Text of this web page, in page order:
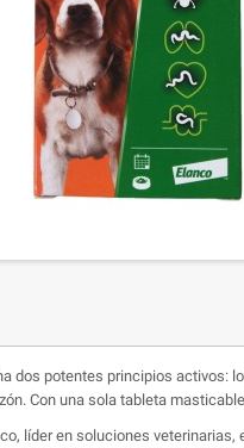
dos potentes principios activos:
Con una sola tableta
líder en soluciones